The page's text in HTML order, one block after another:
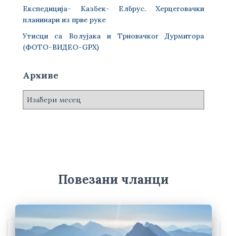
Експедиција- Казбек- Елбрус. Херцеговачки
планинари из прве руке
Утисци са Волујака и Трновачког Дурмитора
(ФОТО-ВИДЕО-GPX)
Архиве
А
Повезани чланци